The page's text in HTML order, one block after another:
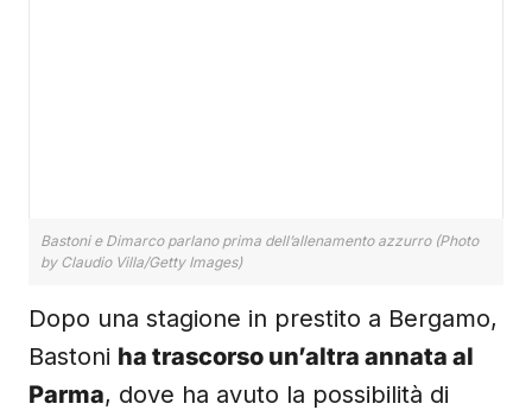
Bastoni e Dimarco parlano prima dell’allenamento azzurro (Photo
by Claudio Villa/Getty Images)
Dopo una stagione in prestito a Bergamo,
Bastoni ha trascorso un’altra annata al
Parma, dove ha avuto la possibilità di